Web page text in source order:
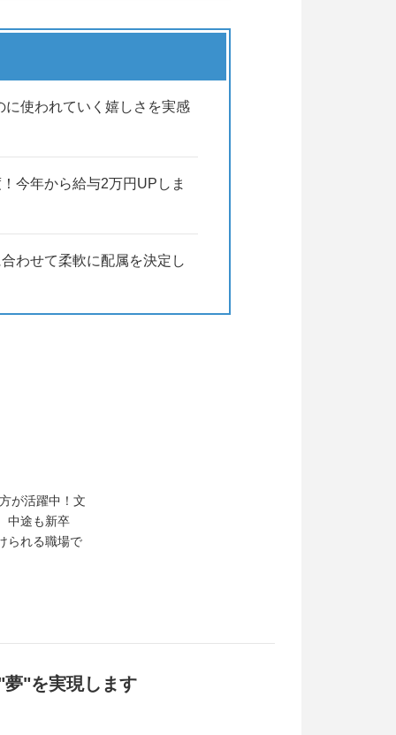
使われていく嬉しさを実感
今年から給与2万円UPしま
わせて柔軟に配属を決定し
が活躍中！文
中途も新卒
られる職場で
夢"を実現します